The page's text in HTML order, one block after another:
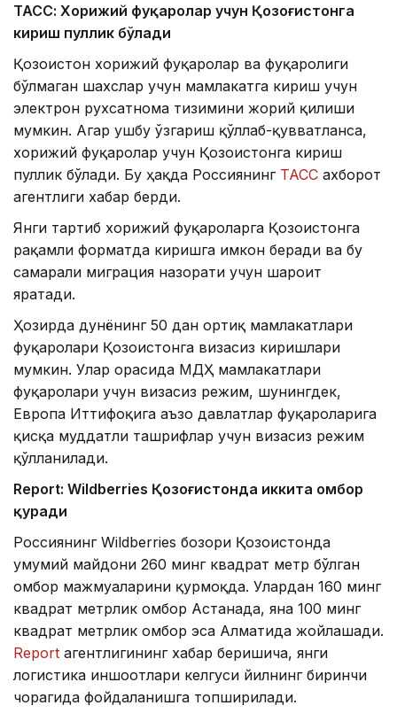
ТАСС: Хорижий фуқаролар учун Қозоғистонга
кириш пуллик бўлади
Қозоғистон хорижий фуқаролар ва фуқаролиги
бўлмаган шахслар учун мамлакатга кириш учун
электрон рухсатнома тизимини жорий қилиши
мумкин. Агар ушбу ўзгариш қўллаб-қувватланса,
хорижий фуқаролар учун Қозоғистонга кириш
пуллик бўлади. Бу ҳақда Россиянинг ТАСС ахборот
агентлиги хабар берди.
Янги тартиб хорижий фуқароларга Қозоғистонга
рақамли форматда киришга имкон беради ва бу
самарали миграция назорати учун шароит
яратади.
Ҳозирда дунёнинг 50 дан ортиқ мамлакатлари
фуқаролари Қозоғистонга визасиз киришлари
мумкин. Улар орасида МДҲ мамлакатлари
фуқаролари учун визасиз режим, шунингдек,
Европа Иттифоқига аъзо давлатлар фуқароларига
қисқа муддатли ташрифлар учун визасиз режим
қўлланилади.
Report: Wildberries Қозоғистонда иккита омбор
қуради
Россиянинг Wildberries бозори Қозоғистонда
умумий майдони 260 минг квадрат метр бўлган
омбор мажмуаларини қурмоқда. Улардан 160 минг
квадрат метрлик омбор Астанада, яна 100 минг
квадрат метрлик омбор эса Алматида жойлашади.
Report агентлигининг хабар беришича, янги
логистика иншоотлари келгуси йилнинг биринчи
чорагида фойдаланишга топширилади.